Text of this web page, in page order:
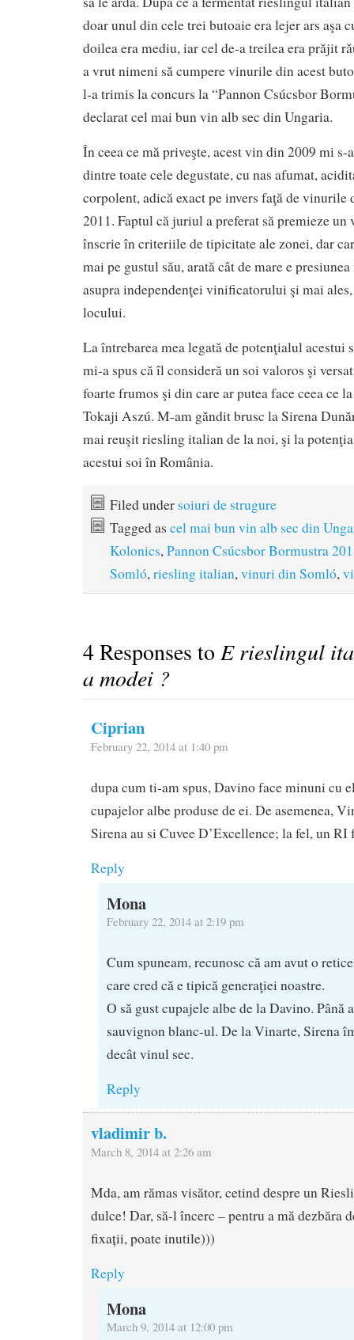
doar unul din cele trei butoaie era lejer ars aşa
doilea era mediu, iar cel de-a treilea era prăjit
a vrut nimeni să cumpere vinurile din acest
l-a trimis la concurs la “Pannon Csúcsbor
declarat cel mai bun vin alb sec din Ungaria.
În ceea ce mă priveşte, acest vin din 2009 mi
dintre toate cele degustate, cu nas afumat,
corpolent, adică exact pe invers faţă de vinurile
2011. Faptul că juriul a preferat să premieze un
înscrie în criteriile de tipicitate ale zonei, dar
mai pe gustul său, arată cât de mare e
asupra independenţei vinificatorului şi mai
locului.
La întrebarea mea legată de potenţialul
mi-a spus că îl consideră un soi valoros şi
foarte frumos şi din care ar putea face ceea ce
Tokaji Aszú. M-am găndit brusc la Sirena
mai reuşit riesling italian de la noi, şi la
acestui soi în România.
Filed under soiuri de strugure
Tagged as cel mai bun vin alb sec din
Kolonics, Pannon Csúcsbor Bormustra
Somló, riesling italian, vinuri din Somló,
4 Responses toE rieslingul
a modei ?
Ciprian
February 22, 2014 at 1:40 pm
dupa cum ti-am spus, Davino face minuni cu
cupajelor albe produse de ei. De asemenea,
Sirena au si Cuvee D’Excellence; la fel, un RI
Reply
Mona
February 22, 2014 at 2:19 pm
Cum spuneam, recunosc că am avut o
care cred că e tipică generaţiei noastre.
O să gust cupajele albe de la Davino. Până
sauvignon blanc-ul. De la Vinarte, Sirena
decât vinul sec.
Reply
vladimir b.
March 8, 2014 at 2:26 am
Mda, am rămas visător, cetind despre un
dulce! Dar, să-l încerc – pentru a mă dezbăra
fixații, poate inutile)))
Reply
Mona
March 9, 2014 at 12:00 pm